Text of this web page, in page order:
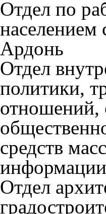
Отдел по
населением
Ардонь
Отдел
политики,
отношений,
средств
информации
Отдел